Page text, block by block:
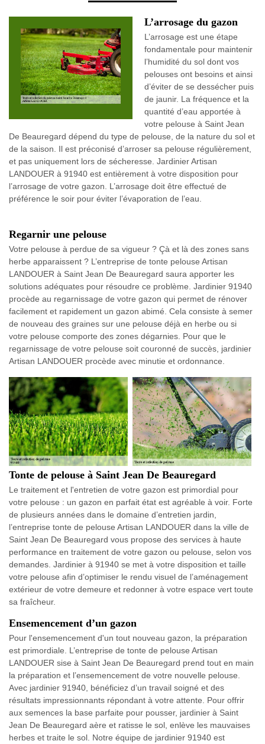
L’arrosage du gazon
L’arrosage est une étape
fondamentale pour maintenir
l’humidité du sol dont vos
pelouses ont besoins et ainsi
d’éviter de se dessécher puis
de jaunir. La fréquence et la
quantité d’eau apportée à
votre pelouse à Saint Jean
De Beauregard dépend du type de pelouse, de la nature du sol et
de la saison. Il est préconisé d’arroser sa pelouse régulièrement,
et pas uniquement lors de sécheresse. Jardinier Artisan
LANDOUER à 91940 est entièrement à votre disposition pour
l’arrosage de votre gazon. L’arrosage doit être effectué de
préférence le soir pour éviter l’évaporation de l’eau.
Regarnir une pelouse
Votre pelouse à perdue de sa vigueur ? Çà et là des zones sans
herbe apparaissent ? L’entreprise de tonte pelouse Artisan
LANDOUER à Saint Jean De Beauregard saura apporter les
solutions adéquates pour résoudre ce problème. Jardinier 91940
procède au regarnissage de votre gazon qui permet de rénover
facilement et rapidement un gazon abimé. Cela consiste à semer
de nouveau des graines sur une pelouse déjà en herbe ou si
votre pelouse comporte des zones dégarnies. Pour que le
regarnissage de votre pelouse soit couronné de succès, jardinier
Artisan LANDOUER procède avec minutie et ordonnance.
Tonte de pelouse à Saint Jean De Beauregard
Le traitement et l'entretien de votre gazon est primordial pour
votre pelouse : un gazon en parfait état est agréable à voir. Forte
de plusieurs années dans le domaine d’entretien jardin,
l’entreprise tonte de pelouse Artisan LANDOUER dans la ville de
Saint Jean De Beauregard vous propose des services à haute
performance en traitement de votre gazon ou pelouse, selon vos
demandes. Jardinier à 91940 se met à votre disposition et taille
votre pelouse afin d’optimiser le rendu visuel de l’aménagement
extérieur de votre demeure et redonner à votre espace vert toute
sa fraîcheur.
Ensemencement d’un gazon
Pour l'ensemencement d'un tout nouveau gazon, la préparation
est primordiale. L’entreprise de tonte de pelouse Artisan
LANDOUER sise à Saint Jean De Beauregard prend tout en main
la préparation et l’ensemencement de votre nouvelle pelouse.
Avec jardinier 91940, bénéficiez d’un travail soigné et des
résultats impressionnants répondant à votre attente. Pour offrir
aux semences la base parfaite pour pousser, jardinier à Saint
Jean De Beauregard aère et ratisse le sol, enlève les mauvaises
herbes et traite le sol. Notre équipe de jardinier 91940 est